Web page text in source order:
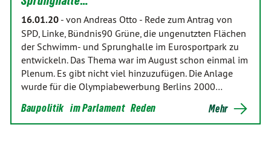
16.01.20 - von Andreas Otto - Rede zum Antrag von
SPD, Linke, Bündnis90 Grüne, die ungenutzten Flächen
der Schwimm- und Sprunghalle im Eurosportpark zu
entwickeln. Das Thema war im August schon einmal im
Plenum. Es gibt nicht viel hinzuzufügen. Die Anlage
wurde für die Olympiabewerbung Berlins 2000…
Baupolitik im Parlament Reden Mehr